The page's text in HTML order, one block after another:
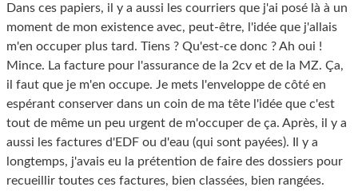
Dans ces papiers, il y a aussi les courriers que j'ai posé là à un
moment de mon existence avec, peut-être, l'idée que j'allais
m'en occuper plus tard. Tiens ? Qu'est-ce donc ? Ah oui !
Mince. La facture pour l'assurance de la 2cv et de la MZ. Ça,
il faut que je m'en occupe. Je mets l'enveloppe de côté en
espérant conserver dans un coin de ma tête l'idée que c'est
tout de même un peu urgent de m'occuper de ça. Après, il y a
aussi les factures d'EDF ou d'eau (qui sont payées). Il y a
longtemps, j'avais eu la prétention de faire des dossiers pour
recueillir toutes ces factures, bien classées, bien rangées.